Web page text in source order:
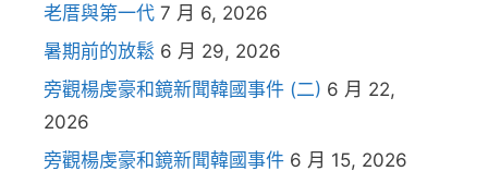
老厝與第一代 7 月 6, 2026
暑期前的放鬆 6 月 29, 2026
旁觀楊虔豪和鏡新聞韓國事件 (二) 6 月 22,
2026
旁觀楊虔豪和鏡新聞韓國事件 6 月 15, 2026